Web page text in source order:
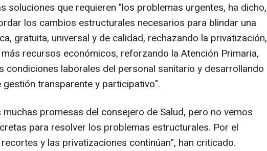
soluciones que requieren "los problemas urgentes, ha dicho,
los cambios estructurales necesarios para blindar una
gratuita, universal y de calidad, rechazando la privatización,
recursos económicos, reforzando la Atención Primaria,
condiciones laborales del personal sanitario y desarrollando
gestión transparente y participativo".
muchas promesas del consejero de Salud, pero no vemos
para resolver los problemas estructurales. Por el
y las privatizaciones continúan", han criticado.